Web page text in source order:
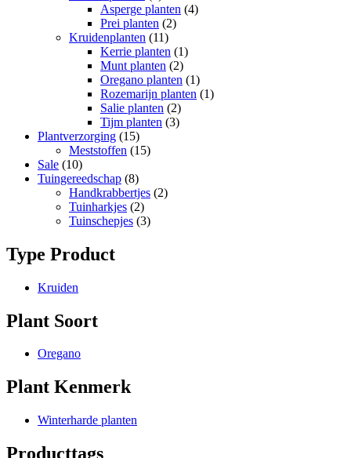
Asperge planten (4)
Prei planten (2)
Kruidenplanten (11)
Kerrie planten (1)
Munt planten (2)
Oregano planten (1)
Rozemarijn planten (1)
Salie planten (2)
Tijm planten (3)
Plantverzorging (15)
Meststoffen (15)
Sale (10)
Tuingereedschap (8)
Handkrabbertjes (2)
Tuinharkjes (2)
Tuinschepjes (3)
Type Product
Kruiden
Plant Soort
Oregano
Plant Kenmerk
Winterharde planten
Producttags